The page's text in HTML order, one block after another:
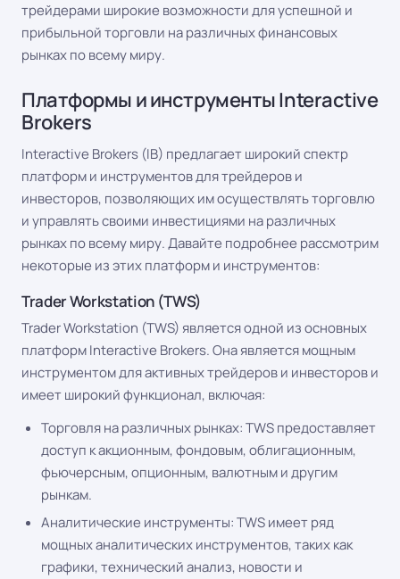
трейдерами широкие возможности для успешной и
прибыльной торговли на различных финансовых
рынках по всему миру.
Платформы и инструменты Interactive
Brokers
Interactive Brokers (IB) предлагает широкий спектр
платформ и инструментов для трейдеров и
инвесторов, позволяющих им осуществлять торговлю
и управлять своими инвестициями на различных
рынках по всему миру. Давайте подробнее рассмотрим
некоторые из этих платформ и инструментов:
Trader Workstation (TWS)
Trader Workstation (TWS) является одной из основных
платформ Interactive Brokers. Она является мощным
инструментом для активных трейдеров и инвесторов и
имеет широкий функционал, включая:
Торговля на различных рынках: TWS предоставляет
доступ к акционным, фондовым, облигационным,
фьючерсным, опционным, валютным и другим
рынкам.
Аналитические инструменты: TWS имеет ряд
мощных аналитических инструментов, таких как
графики, технический анализ, новости и